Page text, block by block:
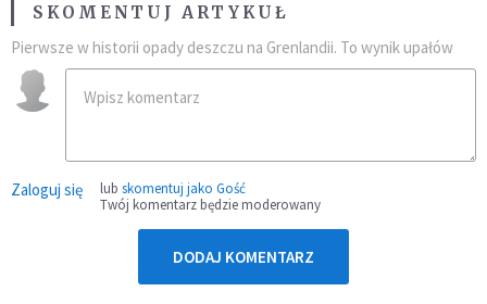
SKOMENTUJ ARTYKUŁ
Pierwsze w historii opady deszczu na Grenlandii. To wynik upałów
Zaloguj się lub skomentuj jako Gość
Twój komentarz będzie moderowany
DODAJ KOMENTARZ